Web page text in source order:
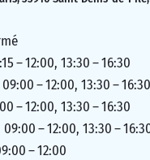
– 12:00, 13:30 – 16:30
– 12:00, 13:30 – 16:30
– 12:00, 13:30 – 16:30
– 12:00, 13:30 –
– 12:00